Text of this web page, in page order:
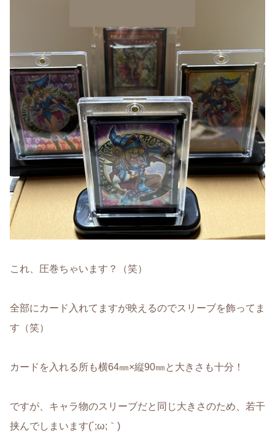
これ、圧巻ちゃいます？（笑）
全部にカード入れてますが映えるのでスリーブを飾ってま
す（笑）
カードを入れる所も横64㎜×縦90㎜と大きさも十分！
ですが、キャラ物のスリーブだと同じ大きさのため、若干
挟んでしまいます(´;ω;｀)